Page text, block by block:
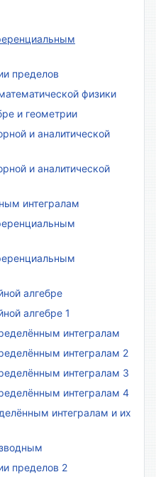
пределов
физики
и геометрии
и аналитической
и аналитической
интегралам
алгебре
алгебре 1
интегралам
интегралам 2
интегралам 3
интегралам 4
интегралам и их
пределов 2